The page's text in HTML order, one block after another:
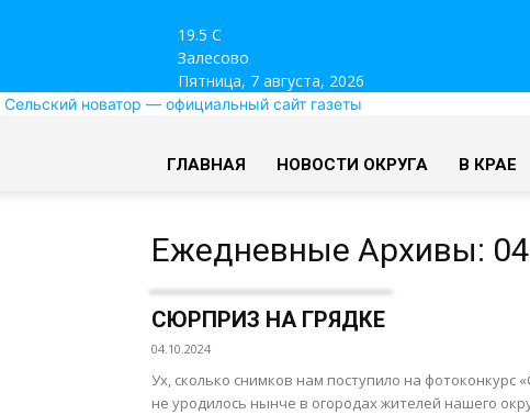
19.5 C
Залесово
Пятница, 7 августа, 2026
Сельский новатор — официальный сайт газеты
ГЛАВНАЯ НОВОСТИ ОКРУГА В КРАЕ
Ежедневные Архивы:
СЮРПРИЗ НА ГРЯДКЕ
04.10.2024
Ух, сколько снимков нам поступило на фотоконкурс
не уродилось нынче в огородах жителей нашего